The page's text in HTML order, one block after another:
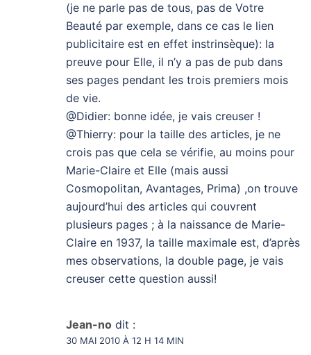
(je ne parle pas de tous, pas de Votre
Beauté par exemple, dans ce cas le lien
publicitaire est en effet instrinsèque): la
preuve pour Elle, il n’y a pas de pub dans
ses pages pendant les trois premiers mois
de vie.
@Didier: bonne idée, je vais creuser !
@Thierry: pour la taille des articles, je ne
crois pas que cela se vérifie, au moins pour
Marie-Claire et Elle (mais aussi
Cosmopolitan, Avantages, Prima) ,on trouve
aujourd’hui des articles qui couvrent
plusieurs pages ; à la naissance de Marie-
Claire en 1937, la taille maximale est, d’après
mes observations, la double page, je vais
creuser cette question aussi!
Jean-no dit :
30 MAI 2010 À 12 H 14 MIN